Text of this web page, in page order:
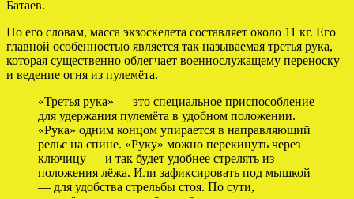
Батаев.
По его словам, масса экзоскелета составляет около 11 кг. Его
главной особенностью является так называемая третья рука,
которая существенно облегчает военнослужащему переноску
и ведение огня из пулемёта.
«Третья рука» — это специальное приспособление
для удержания пулемёта в удобном положении.
«Рука» одним концом упирается в направляющий
рельс на спине. «Руку» можно перекинуть через
ключицу — и так будет удобнее стрелять из
положения лёжа. Или зафиксировать под мышкой
— для удобства стрельбы стоя. По сути,